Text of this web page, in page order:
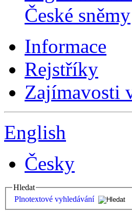
České sněmy
Informace
Rejstříky
Zajímavosti
English
Česky
Hledat
Plnotextové vyhledávání